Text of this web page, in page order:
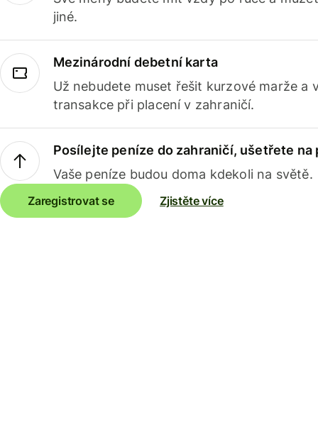
jiné.
Mezinárodní debetní karta
Už nebudete muset řešit kurzové marže a
transakce při placení v zahraničí.
Posílejte peníze do zahraničí, ušetřete na
Vaše peníze budou doma kdekoli na světě.
Zaregistrovat se Zjistěte více